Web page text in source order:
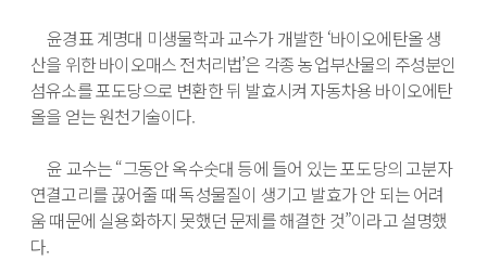
윤경표 계명대 미생물학과 교수가 개발한 ‘바이오에탄올 생
산을 위한 바이오매스 전처리법’은 각종 농업부산물의 주성분인
섬유소를 포도당으로 변환한 뒤 발효시켜 자동차용 바이오에탄
올을 얻는 원천기술이다.
윤 교수는 “그동안 옥수숫대 등에 들어 있는 포도당의 고분자
연결고리를 끊어줄 때 독성물질이 생기고 발효가 안 되는 어려
움 때문에 실용화하지 못했던 문제를 해결한 것”이라고 설명했
다.